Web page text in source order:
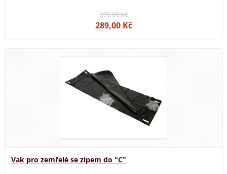
299,00 Kč
289,00 Kč
Vak pro zemřelé se zipem do "C"